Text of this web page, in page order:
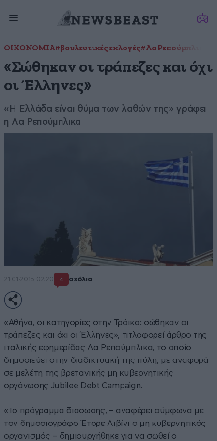
ΟΙΚΟΝΟΜΙΑ#βουλευτικές εκλογές#Λα Ρεπούμπλικα
«Σώθηκαν οι τράπεζες και όχι
οι Έλληνες»
«Η Ελλάδα είναι θύμα των λαθών της» γράφει
η Λα Ρεπούμπλικα
21·01·2015 02:20 4 σχόλια
«Αθήνα, οι κατηγορίες στην Τρόικα: σώθηκαν οι
τράπεζες και όχι οι Έλληνες», τιτλοφορεί άρθρο της
ιταλικής εφημερίδας Λα Ρεπούμπλικα, το οποίο
δημοσιεύει στην διαδικτυακή της πύλη, με αναφορά
σε μελέτη της βρετανικής μη κυβερνητικής
οργάνωσης Jubilee Debt Campaign.
«Το πρόγραμμα διάσωσης, – αναφέρει σύμφωνα με
τον δημοσιογράφο Έτορε Λιβίνι ο μη κυβερνητικός
οργανισμός – δημιουργήθηκε για να σωθεί ο